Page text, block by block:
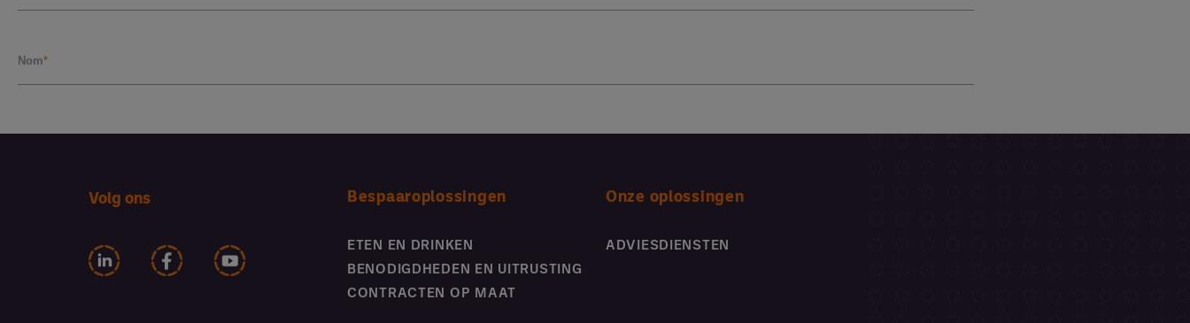
Volg ons Bespaaroplossingen
ETEN EN DRINKEN
BENODIGDHEDEN EN UITRUSTING
CONTRACTEN OP MAAT
Onze oplossingen
ADVIESDIENSTEN